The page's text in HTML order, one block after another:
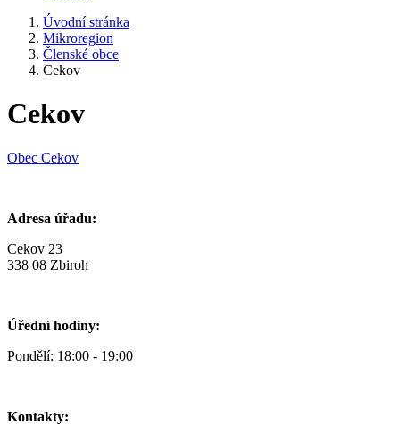
Úvodní stránka
Mikroregion
Členské obce
Cekov
Cekov
Obec Cekov
Adresa úřadu:
Cekov 23
338 08 Zbiroh
Úřední hodiny:
Pondělí: 18:00 - 19:00
Kontakty: